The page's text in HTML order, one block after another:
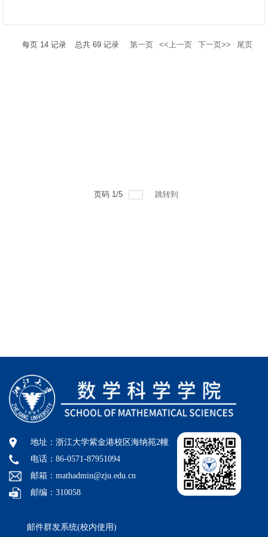
每页 14记录 总共 69记录 第一页 <<上一页 下一页>> 尾页
页码 1/5 跳转到
地址：浙江大学紫金港校区海纳苑2幢
电话：86-0571-87951094
邮箱：mathadmin@zju.edu.cn
邮编：310058
邮件群发系统(校内使用)